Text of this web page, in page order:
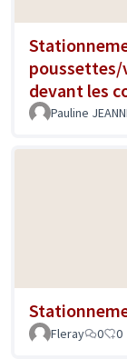
devant les
Pauline
Fleray
0 0